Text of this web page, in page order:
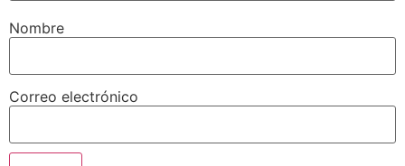
Nombre
Correo electrónico